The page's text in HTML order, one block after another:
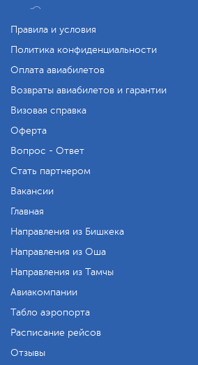
Правила и условия
Политика конфиденциальности
Оплата авиабилетов
Возвраты авиабилетов и гарантии
Визовая справка
Оферта
Вопрос - Ответ
Стать партнером
Вакансии
Главная
Направления из Бишкека
Направления из Оша
Направления из Тамчы
Авиакомпании
Табло аэропорта
Расписание рейсов
Отзывы